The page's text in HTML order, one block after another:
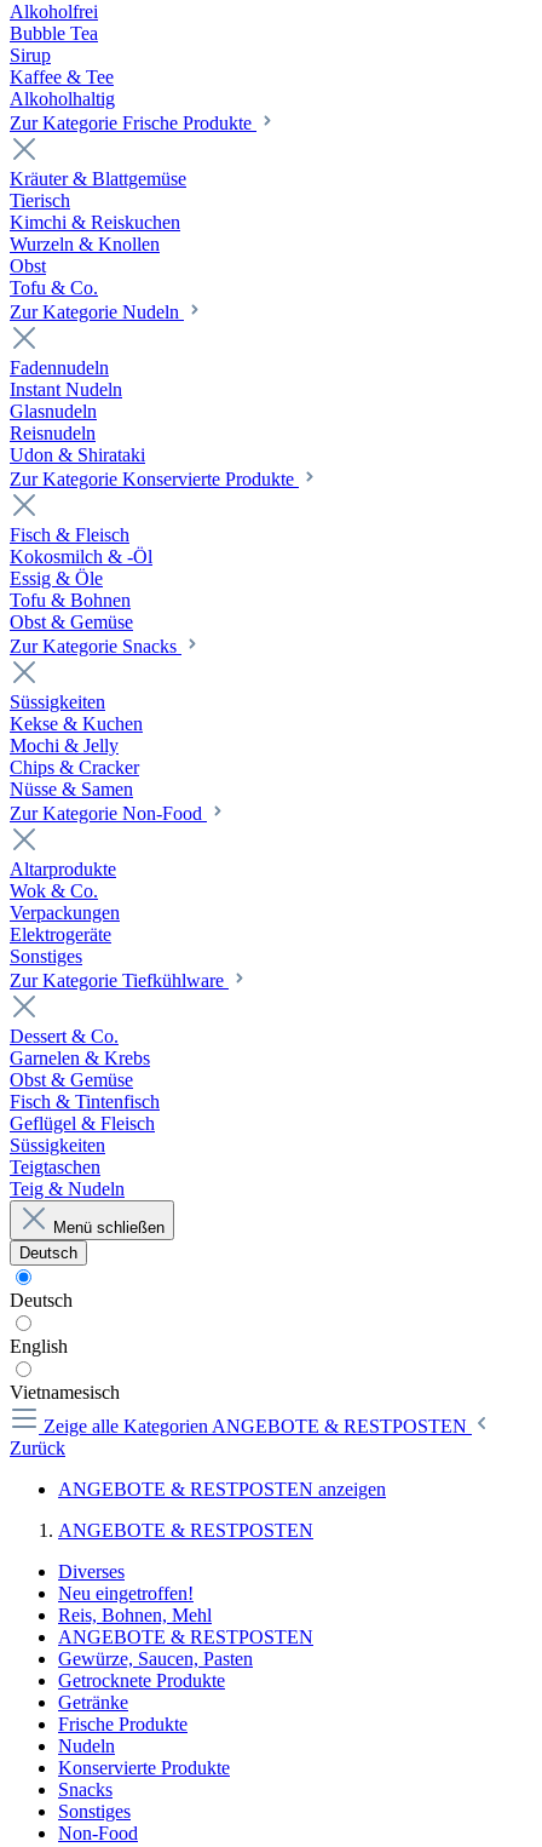
Alkoholfrei
Bubble Tea
Sirup
Kaffee & Tee
Alkoholhaltig
Zur Kategorie Frische Produkte
Kräuter & Blattgemüse
Tierisch
Kimchi & Reiskuchen
Wurzeln & Knollen
Obst
Tofu & Co.
Zur Kategorie Nudeln
Fadennudeln
Instant Nudeln
Glasnudeln
Reisnudeln
Udon & Shirataki
Zur Kategorie Konservierte Produkte
Fisch & Fleisch
Kokosmilch & -Öl
Essig & Öle
Tofu & Bohnen
Obst & Gemüse
Zur Kategorie Snacks
Süssigkeiten
Kekse & Kuchen
Mochi & Jelly
Chips & Cracker
Nüsse & Samen
Zur Kategorie Non-Food
Altarprodukte
Wok & Co.
Verpackungen
Elektrogeräte
Sonstiges
Zur Kategorie Tiefkühlware
Dessert & Co.
Garnelen & Krebs
Obst & Gemüse
Fisch & Tintenfisch
Geflügel & Fleisch
Süssigkeiten
Teigtaschen
Teig & Nudeln
Menü schließen
Deutsch
Deutsch
English
Vietnamesisch
Zeige alle Kategorien ANGEBOTE & RESTPOSTEN
Zurück
ANGEBOTE & RESTPOSTEN anzeigen
ANGEBOTE & RESTPOSTEN
Diverses
Neu eingetroffen!
Reis, Bohnen, Mehl
ANGEBOTE & RESTPOSTEN
Gewürze, Saucen, Pasten
Getrocknete Produkte
Getränke
Frische Produkte
Nudeln
Konservierte Produkte
Snacks
Sonstiges
Non-Food